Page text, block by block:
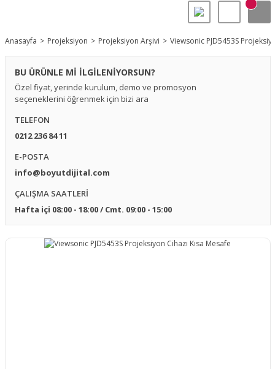
Anasayfa Projeksiyon Projeksiyon Arşivi Viewsonic PJD5453S
BU ÜRÜNLE Mİ İLGİLENİYORSUN?
Özel fiyat, yerinde kurulum, demo ve promosyon
seçeneklerini öğrenmek için bizi ara
TELEFON
0212 236 84 11
E-POSTA
info@boyutdijital.com
ÇALIŞMA SAATLERİ
Hafta içi 08:00 - 18:00 / Cmt. 09:00 - 15:00